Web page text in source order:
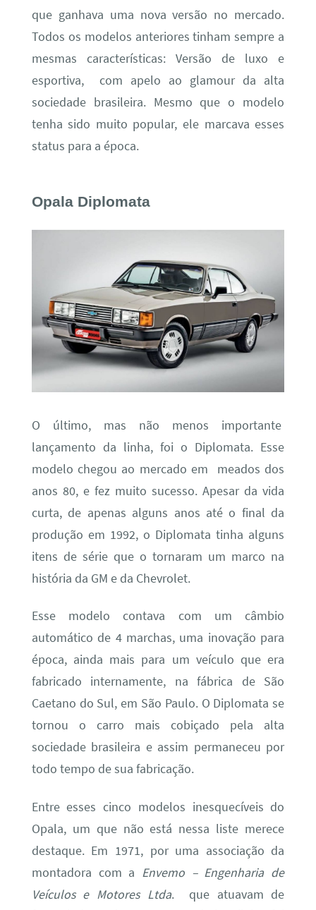
que ganhava uma nova versão no mercado.
Todos os modelos anteriores tinham sempre a
mesmas características: Versão de luxo e
esportiva, com apelo ao glamour da alta
sociedade brasileira. Mesmo que o modelo
tenha sido muito popular, ele marcava esses
status para a época.
Opala Diplomata
O último, mas não menos importante
lançamento da linha, foi o Diplomata. Esse
modelo chegou ao mercado em meados dos
anos 80, e fez muito sucesso. Apesar da vida
curta, de apenas alguns anos até o final da
produção em 1992, o Diplomata tinha alguns
itens de série que o tornaram um marco na
história da GM e da Chevrolet.
Esse modelo contava com um câmbio
automático de 4 marchas, uma inovação para
época, ainda mais para um veículo que era
fabricado internamente, na fábrica de São
Caetano do Sul, em São Paulo. O Diplomata se
tornou o carro mais cobiçado pela alta
sociedade brasileira e assim permaneceu por
todo tempo de sua fabricação.
Entre esses cinco modelos inesquecíveis do
Opala, um que não está nessa liste merece
destaque. Em 1971, por uma associação da
montadora com a Envemo – Engenharia de
Veículos e Motores Ltda. que atuavam de